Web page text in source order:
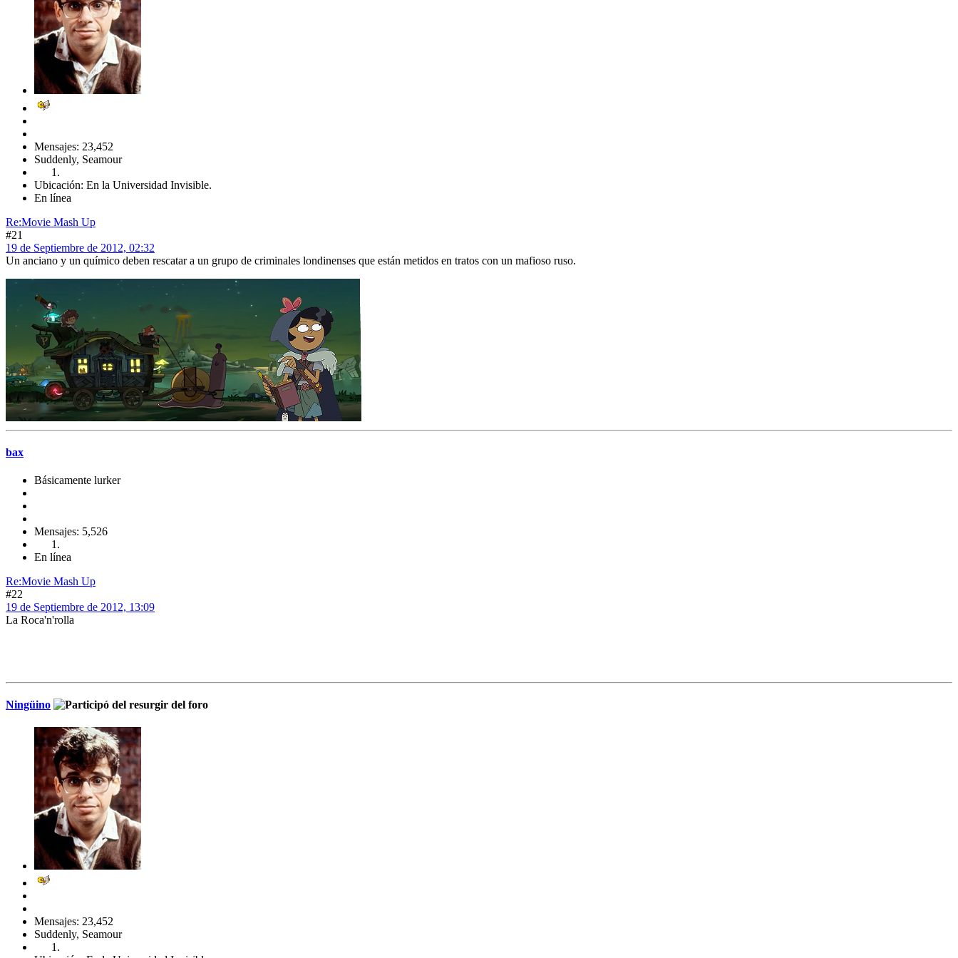
Mensajes: 23,452
Suddenly, Seamour
Ubicación: En la Universidad Invisible.
En línea
Re:Movie Mash Up
#21
19 de Septiembre de 2012, 02:32
Un anciano y un químico deben rescatar a un grupo de criminales londinenses que están metidos en tratos con un mafioso ruso.
bax
Básicamente lurker
Mensajes: 5,526
En línea
Re:Movie Mash Up
#22
19 de Septiembre de 2012, 13:09
La Roca'n'rolla
Ningüino
Mensajes: 23,452
Suddenly, Seamour